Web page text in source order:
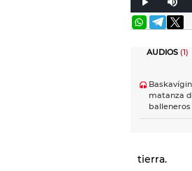
AUDIOS (1)
matanza
balleneros
tierra.